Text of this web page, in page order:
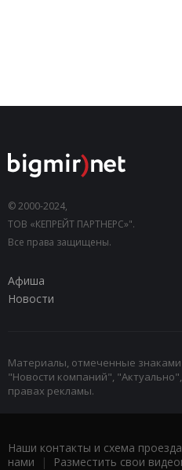
© 2000-2024,
ТОВ «КЕПРЕЙТ ПАРТНЕРС»".
Все права защищены.
Афиша
Новости
Материалы, отмеченные
"Новости компаний",
правах рекламы.
Наши контакты и схема проезда
нами | Разместить свои